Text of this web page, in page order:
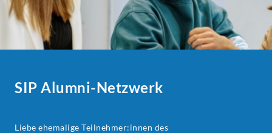
SIP Alumni-Netzwerk
Liebe ehemalige Teilnehmer:innen des